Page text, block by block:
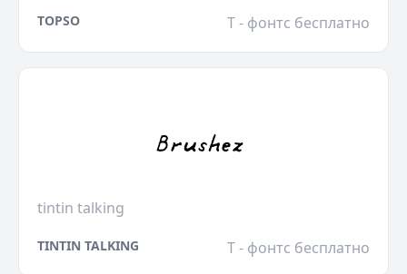
TOPSO T - фонтс бесплатно
tintin talking
TINTIN TALKING T - фонтс бесплатно